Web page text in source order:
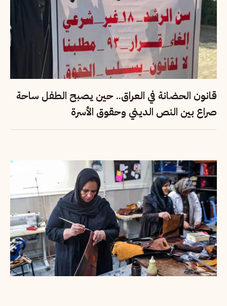
قانون الحضانة في العراق.. حين يصبح الطفل ساحة
صراع بين النص الديني وحقوق الأسرة